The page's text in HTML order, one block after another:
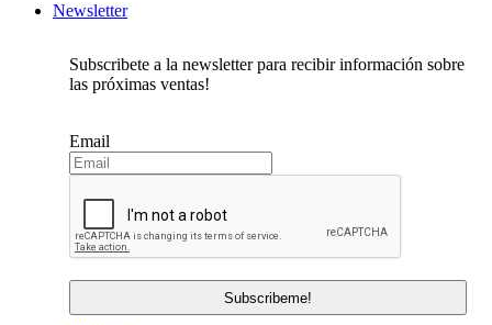
Newsletter
Subscribete a la newsletter para recibir información sobre
las próximas ventas!
Email